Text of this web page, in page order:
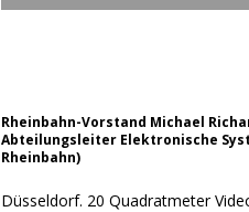
Rheinbahn-Vorstand Michael
Abteilungsleiter Elektronische
Rheinbahn)
Düsseldorf. 20 Quadratmeter